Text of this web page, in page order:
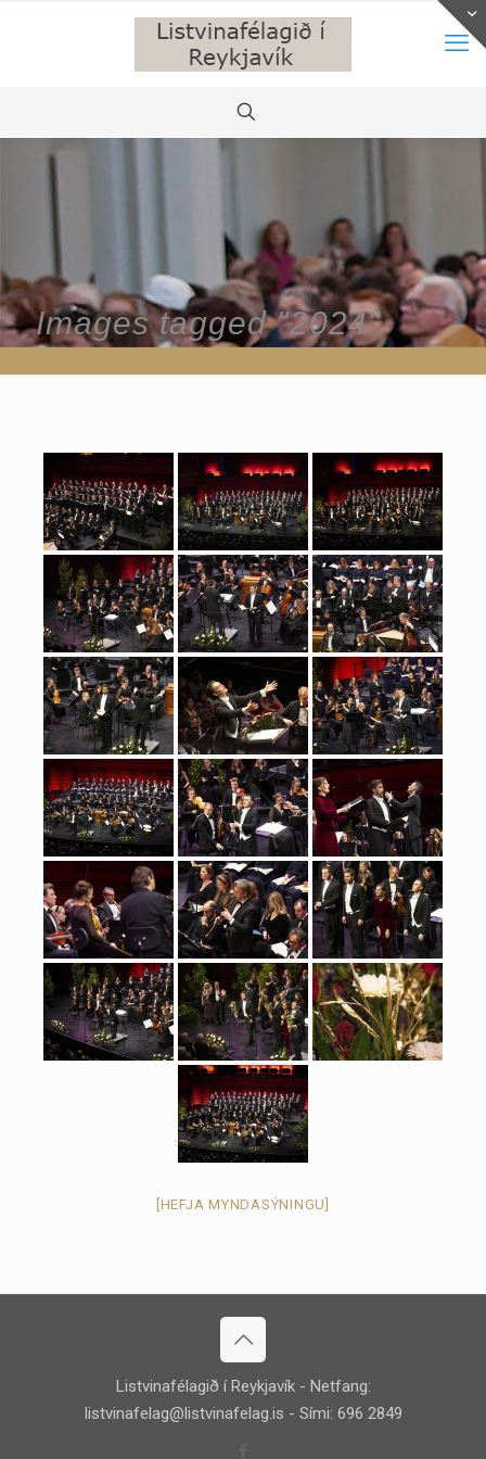
Images tagged "2024"
[HEFJA MYNDASÝNINGU]
Listvinafélagið í Reykjavík - Netfang:
listvinafelag@listvinafelag.is - Sími: 696 2849